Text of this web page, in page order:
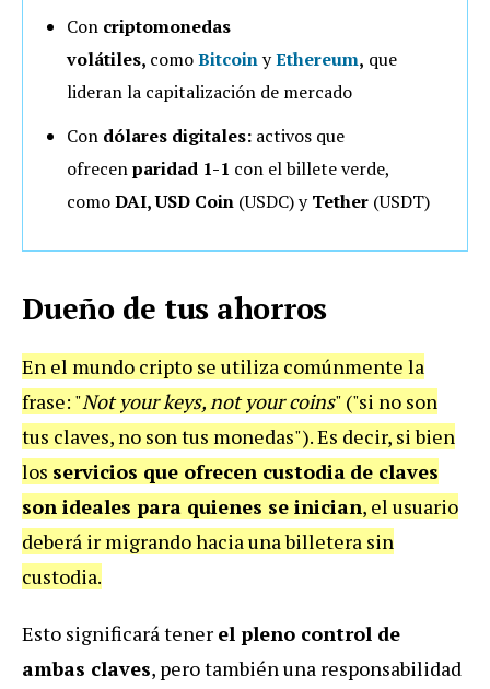
Con criptomonedas
volátiles, comoBitcoinyEthereum, que
lideran la capitalización de mercado
Con dólares digitales: activos que
ofrecenparidad 1-1 con el billete verde,
comoDAI, USD Coin (USDC) yTether (USDT)
Dueño de tus ahorros
En el mundo cripto se utiliza comúnmente la
frase: "Not your keys, not your coins" ("si no son
tus claves, no son tus monedas"). Es decir, si bien
los servicios que ofrecen custodia de claves
son ideales para quienes se inician, el usuario
deberá ir migrando hacia una billetera sin
custodia.
Esto significará tener el pleno control de
ambas claves, pero también una responsabilidad